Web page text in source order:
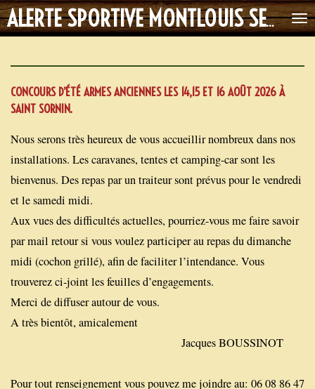
Passer
au
ALERTE SPORTIVE MONTLOUIS SECTION TIR
CONCOURS D’ÉTÉ ARMES ANCIENNES LES 14,15 ET 16 AOÛT 2026 À
SAINT SORNIN.
Nous serons très heureux de vous accueillir nombreux dans nos
installations. Les caravanes, tentes et camping-car sont les
bienvenus. Des repas par un traiteur sont prévus pour le vendredi
et le samedi midi.
Aux vues des difficultés actuelles, pourriez-vous me faire savoir
par mail retour si vous voulez participer au repas du dimanche
midi (cochon grillé), afin de faciliter l’intendance. Vous
trouverez ci-joint les feuilles d’engagements.
Merci de diffuser autour de vous.
A très bientôt, amicalement
Jacques BOUSSINOT
Pour tout renseignement vous pouvez me joindre au: 06 08 86 47